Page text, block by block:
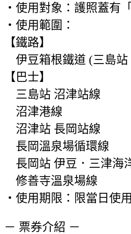
・使用對象：護照蓋有
・使用範圍：
【鐵路】
伊豆箱根鐵道 (三島站
【巴士】
三島站 沼津站線
沼津港線
沼津站 長岡站線
長岡溫泉場循環線
長岡站 伊豆．三津海
修善寺溫泉場線
・使用期限：限當日使用
－ 票券介紹 －